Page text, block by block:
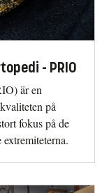
- PRIO
är en
på
fokus på de